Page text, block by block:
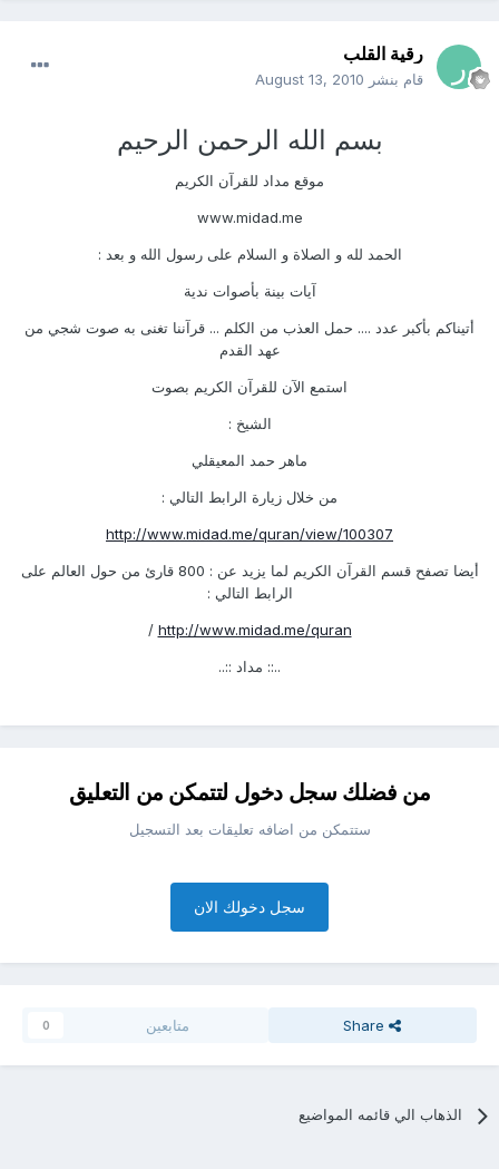
رقية القلب
قام بنشر August 13, 2010
بسم الله الرحمن الرحيم
موقع مداد للقرآن الكريم
www.midad.me
الحمد لله و الصلاة و السلام على رسول الله و بعد :
آيات بينة بأصوات ندية
أتيناكم بأكبر عدد .... حمل العذب من الكلم ... قرآننا تغنى به صوت شجي من
عهد القدم
استمع الآن للقرآن الكريم بصوت
الشيخ :
ماهر حمد المعيقلي
من خلال زيارة الرابط التالي :
http://www.midad.me/quran/view/100307
أيضا تصفح قسم القرآن الكريم لما يزيد عن : 800 قارئ من حول العالم على
الرابط التالي :
http://www.midad.me/quran
/
..:: مداد ::..
من فضلك سجل دخول لتتمكن من التعليق
ستتمكن من اضافه تعليقات بعد التسجيل
سجل دخولك الان
Share متابعين 0
الذهاب الي قائمه المواضيع